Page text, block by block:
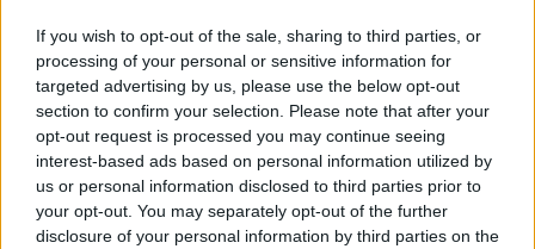
If you wish to opt-out of the sale, sharing to third parties, or
processing of your personal or sensitive information for
targeted advertising by us, please use the below opt-out
section to confirm your selection. Please note that after your
opt-out request is processed you may continue seeing
interest-based ads based on personal information utilized by
us or personal information disclosed to third parties prior to
your opt-out. You may separately opt-out of the further
disclosure of your personal information by third parties on the
Το έργο ολοκληρώνεται έξι μήνες νωρίτερα από το
εγκεκριμένο χρονοδιάγραμμα.
Ο κ. Καραμανλής σε δηλώσεις του τόνισε: